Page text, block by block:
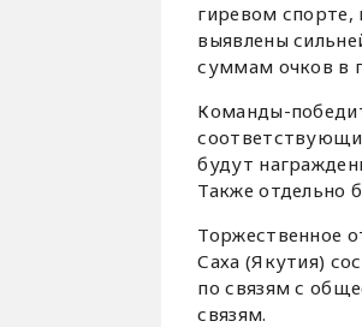
гиревом спорте,
выявлены
суммам очков в
Команды-
будут
Также отдельно
Торжественное
Саха (Якутия)
по связям с
связям.